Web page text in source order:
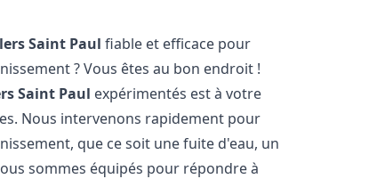
Saint Paul fiable et efficace pour
? Vous êtes au bon endroit !
Saint Paul expérimentés est à votre
Nous intervenons rapidement pour
que ce soit une fuite d'eau, un
sommes équipés pour répondre à